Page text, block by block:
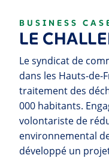
BUSINESS
LE
Le syndicat de
dans les Hauts-de-
traitement des
000 habitants.
volontariste de
environnemental
développé un